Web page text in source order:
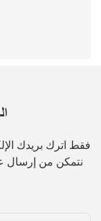
فقط اترك بريدك
نتمكن من إرسال